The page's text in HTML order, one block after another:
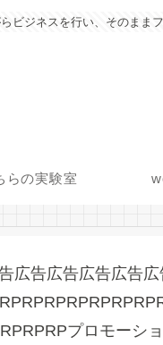
ビジネスを行い、そのまま
らの実験室
広告広告広告広告
プロモーシ